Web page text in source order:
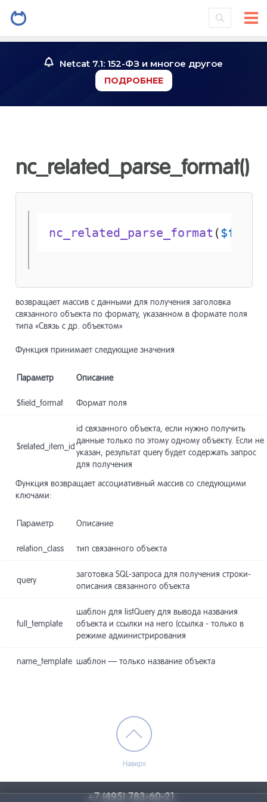
Netcat 7.1: 152-ФЗ и многое другое
ПОДРОБНЕЕ
nc_related_parse_format()
nc_related_parse_format (
возвращает массив с данными для получения заголовка
связанного объекта по формату, указанном в формате поля
типа «Связь с др. объектом»
Функция принимает следующие значения
Параметр Описание
$field_format Формат поля
$related_item_id
id связанного объекта, если нужно получить
данные только по этому одному объекту. Если не
указан, результат query будет содержать запрос
для получения
Функция возвращает ассоциативный массив со следующими
ключами:
Параметр Описание
relation_class тип связанного объекта
query
заготовка SQL-запроса для получения строки-
описания связанного объекта
full_template
шаблон для listQuery для вывода названия
объекта и ссылки на него (ссылка - только в
режиме администрирования
name_template шаблон — только название объекта
Наверх
+7 (495) 783-60-21